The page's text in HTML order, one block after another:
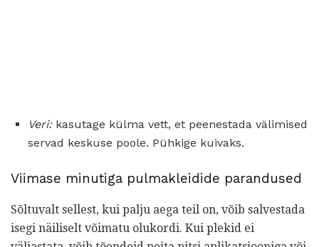
Veri:kasutage külma vett, et peenestada välimised
servad keskuse poole. Pühkige kuivaks.
Viimase minutiga pulmakleidide parandused
Sõltuvalt sellest, kui palju aega teil on, võib salvestada
isegi näiliselt võimatu olukordi. Kui plekid ei